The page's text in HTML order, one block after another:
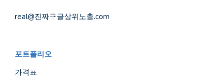
real@진짜구글상위노출.com
포트폴리오
가격표